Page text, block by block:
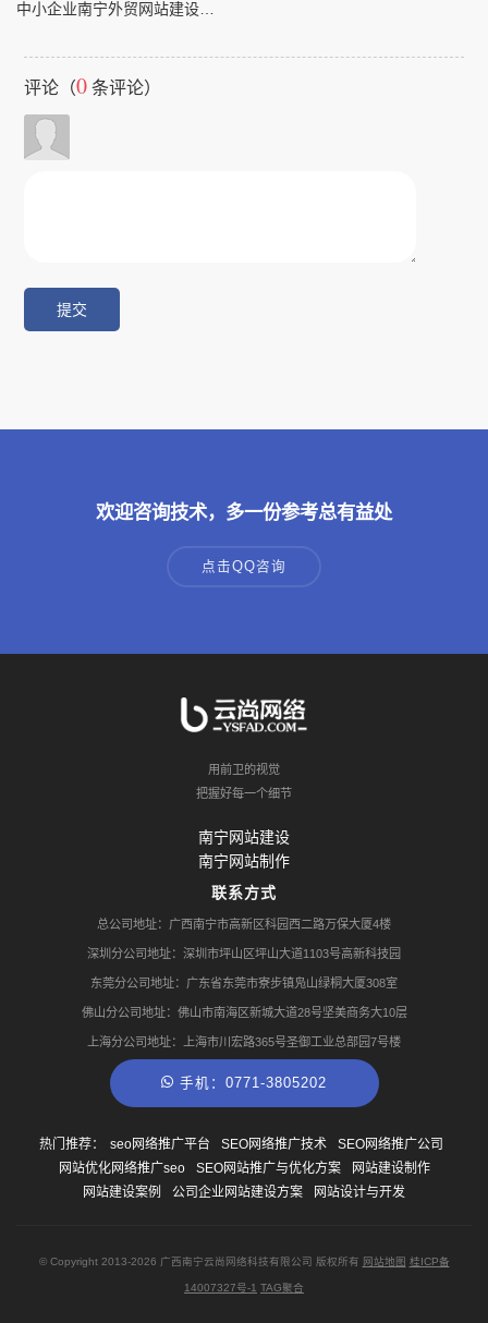
评论（0 条评论）
欢迎咨询技术，多一份参考总有益处
点击QQ咨询
用前卫的视觉
把握好每一个细节
南宁网站建设
南宁网站制作
联系方式
总公司地址：广西南宁市高新区科园西二路万保大厦4楼
深圳分公司地址：深圳市坪山区坪山大道1103号高新科技园
东莞分公司地址：广东省东莞市寮步镇凫山绿桐大厦308室
佛山分公司地址：佛山市南海区新城大道28号坚美商务大10层
上海分公司地址：上海市川宏路365号圣御工业总部园7号楼
手机：0771-3805202
热门推荐： seo网络推广平台 SEO网络推广技术
SEO网络推广公司
网站优化网络推广seo
SEO网站推广与优化方案
网站建设制作
网站建设案例
公司企业网站建设方案 网站设计与开发
© Copyright 2013-2026 广西南宁云尚网络科技有限公司 版权所有 网站地图 桂ICP备
14007327号-1 TAG聚合